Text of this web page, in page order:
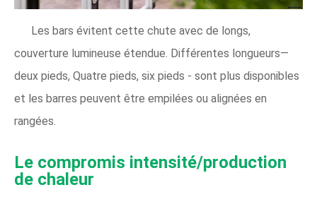
Les bars évitent cette chute avec de longs,
couverture lumineuse étendue. Différentes longueurs—
deux pieds, Quatre pieds, six pieds - sont plus disponibles
et les barres peuvent être empilées ou alignées en
rangées.
Le compromis intensité/production
de chaleur